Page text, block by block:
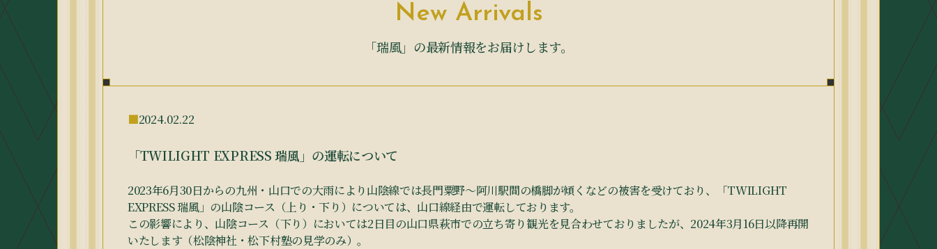
New Arrivals
「瑞風」の最新情報をお届けします。
2024.02.22
「TWILIGHT EXPRESS 瑞風」の運転について
2023年6月30日からの九州・山口での大雨により山陰線では長門粟野～阿川駅間の橋脚が傾くなどの被害を受けており、「TWILIGHT
EXPRESS 瑞風」の山陰コース（上り・下り）については、山口線経由で運転しております。
この影響により、山陰コース（下り）においては2日目の山口県萩市での立ち寄り観光を見合わせておりましたが、2024年3月16日以降再開
いたします（松陰神社・松下村塾の見学のみ）。